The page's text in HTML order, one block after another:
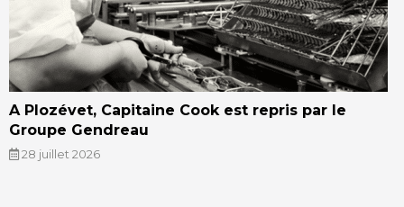
A Plozévet, Capitaine Cook est repris par le
Groupe Gendreau
28 juillet 2026